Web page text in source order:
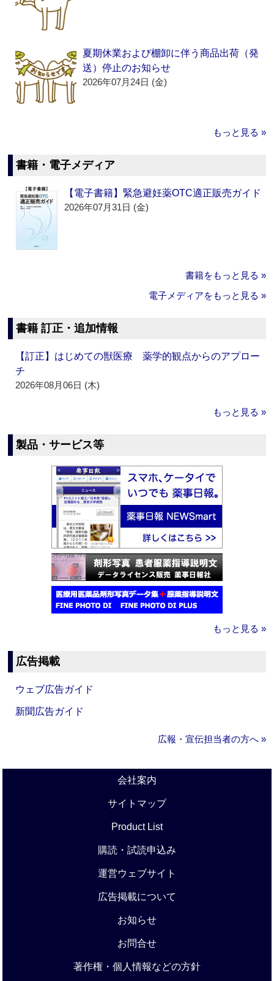
夏期休業および棚卸に伴う商品出荷（発
送）停止のお知らせ
2026年07月24日 (金)
もっと見る »
書籍・電子メディア
【電子書籍】緊急避妊薬OTC適正販売ガイド
2026年07月31日 (金)
書籍をもっと見る »
電子メディアをもっと見る »
書籍 訂正・追加情報
【訂正】はじめての獣医療 薬学的観点からのアプロー
チ
2026年08月06日 (木)
もっと見る »
製品・サービス等
もっと見る »
広告掲載
ウェブ広告ガイド
新聞広告ガイド
広報・宣伝担当者の方へ »
会社案内
サイトマップ
Product List
購読・試読申込み
運営ウェブサイト
広告掲載について
お知らせ
お問合せ
著作権・個人情報などの方針